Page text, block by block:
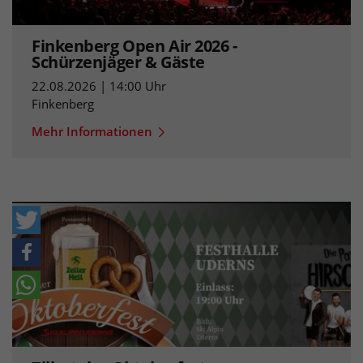
Finkenberg Open Air 2026 -
Schürzenjäger & Gäste
22.08.2026 | 14:00 Uhr
Finkenberg
Mehr Informationen